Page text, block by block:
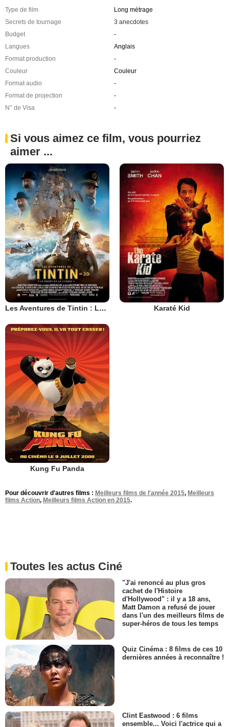
Type de film
Long métrage
Secrets de tournage
3 anecdotes
Budget
-
Langues
Anglais
Format production
-
Couleur
Couleur
Format audio
-
Format de projection
-
N° de Visa
-
Si vous aimez ce film, vous pourriez
aimer ...
Les Aventures de Tintin : Le Secret de la Licorne Karaté Kid
Kung Fu Panda
Pour découvrir d'autres films : Meilleurs films de l'année 2015, Meilleurs
films Action, Meilleurs films Action en 2015.
Toutes les actus Ciné
"J'ai renoncé au plus gros
cachet de l'Histoire
d'Hollywood" : il y a 18 ans,
Matt Damon a refusé de jouer
dans l'un des meilleurs films de
super-héros de tous les temps
Quiz Cinéma : 8 films de ces 10
dernières années à reconnaître !
Clint Eastwood : 6 films
ensemble... Voici l'actrice qui a